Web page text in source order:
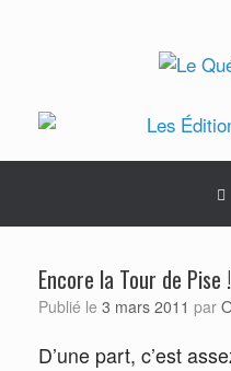
Encore la Tour de Pise !
Publié le 3 mars 2011 par
D’une part, c’est